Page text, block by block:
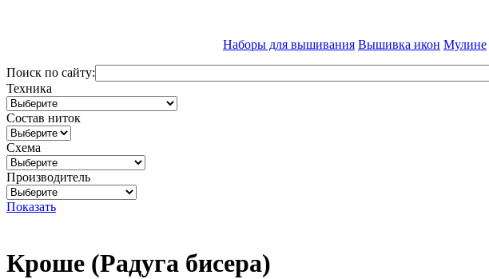
Наборы для вышивания Вышивка икон Мулине
Поиск по сайту:
Техника
Состав ниток
Схема
Производитель
Показать
Кроше (Радуга бисера)